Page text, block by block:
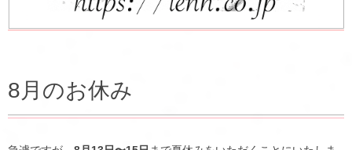
8月のお休み